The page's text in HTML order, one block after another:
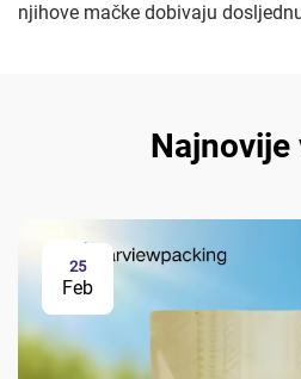
njihove mačke dobivaju
Najnovije
25
Feb